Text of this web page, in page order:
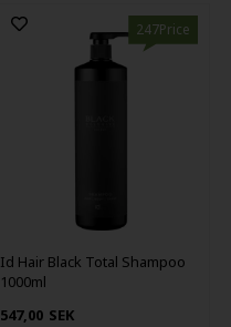
247Price
Id Hair Black Total Shampoo
1000ml
547,00 SEK